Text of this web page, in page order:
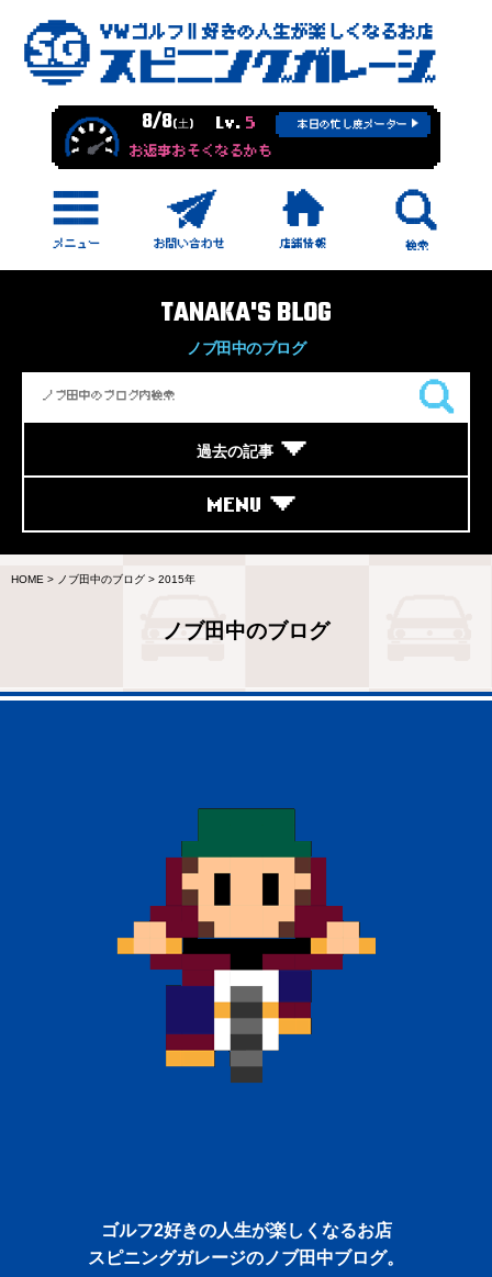
8/8(土) Lv. 5 本日の忙し度メーター
お返事おそくなるかも
TANAKA'S BLOG
ノブ田中のブログ
過去の記事
MENU
HOME > ノブ田中のブログ > 2015年
ノブ田中のブログ
ゴルフ2好きの人生が楽しくなるお店
スピニングガレージのノブ田中ブログ。